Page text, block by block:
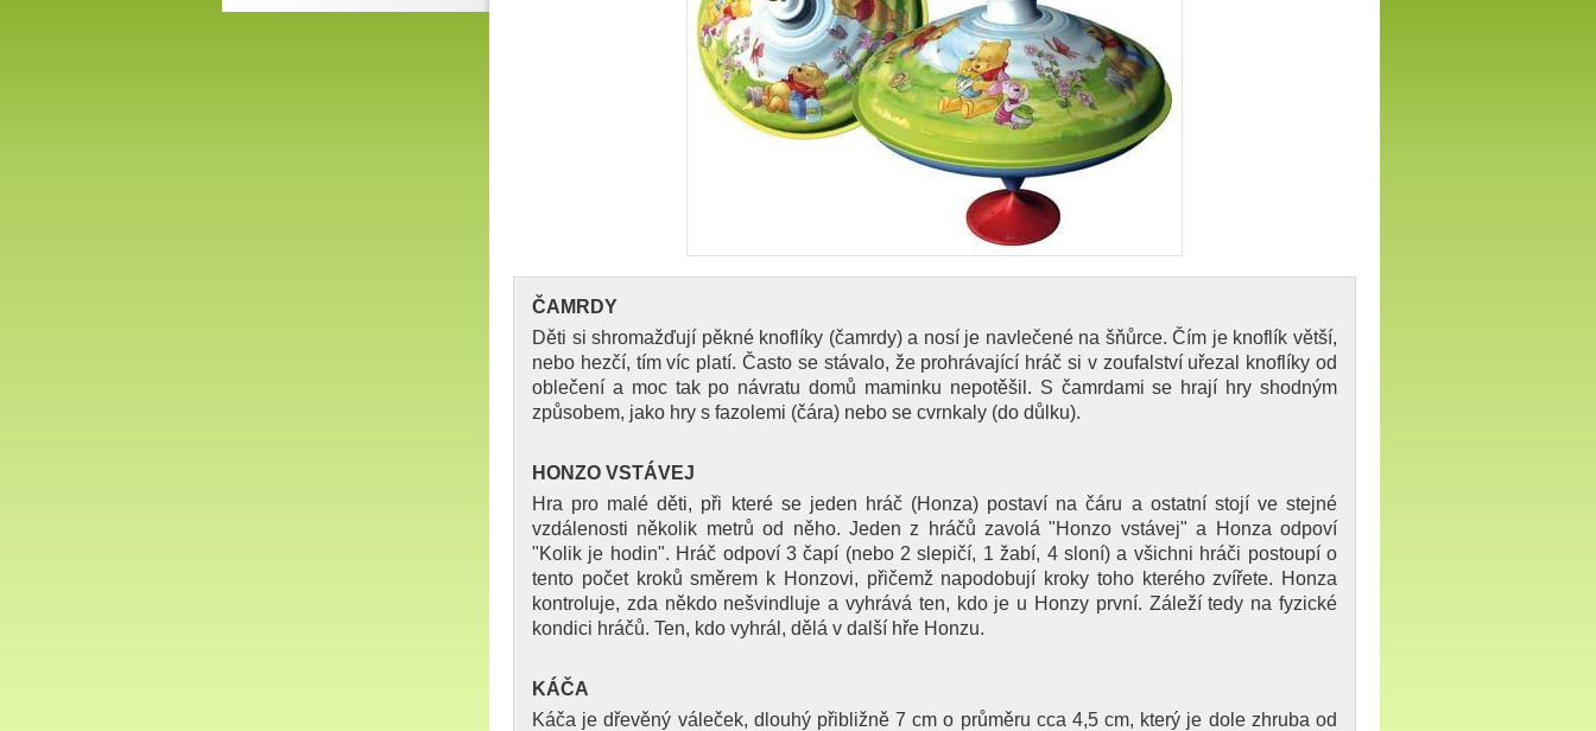
ČAMRDY
Děti si shromažďují pěkné knoflíky (čamrdy) a nosí je navlečené na šňůrce. Čím je knoflík větší,
nebo hezčí, tím víc platí. Často se stávalo, že prohrávající hráč si v zoufalství uřezal knoflíky od
oblečení a moc tak po návratu domů maminku nepotěšil. S čamrdami se hrají hry shodným
způsobem, jako hry s fazolemi (čára) nebo se cvrnkaly (do důlku).
HONZO VSTÁVEJ
Hra pro malé děti, při které se jeden hráč (Honza) postaví na čáru a ostatní stojí ve stejné
vzdálenosti několik metrů od něho. Jeden z hráčů zavolá "Honzo vstávej" a Honza odpoví
"Kolik je hodin". Hráč odpoví 3 čapí (nebo 2 slepičí, 1 žabí, 4 sloní) a všichni hráči postoupí o
tento počet kroků směrem k Honzovi, přičemž napodobují kroky toho kterého zvířete. Honza
kontroluje, zda někdo nešvindluje a vyhrává ten, kdo je u Honzy první. Záleží tedy na fyzické
kondici hráčů. Ten, kdo vyhrál, dělá v další hře Honzu.
KÁČA
Káča je dřevěný váleček, dlouhý přibližně 7 cm o průměru cca 4,5 cm, který je dole zhruba od